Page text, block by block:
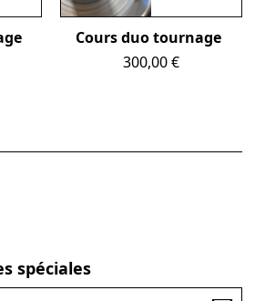
Cours duo tournage
Prix
300,00 €
spéciales